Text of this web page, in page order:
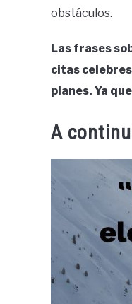
obstáculos.
Las frases
citas
planes. Ya
A